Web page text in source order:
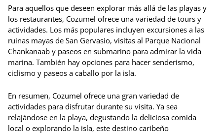
Para aquellos que deseen explorar más allá de las playas y
los restaurantes, Cozumel ofrece una variedad de tours y
actividades. Los más populares incluyen excursiones a las
ruinas mayas de San Gervasio, visitas al Parque Nacional
Chankanaab y paseos en submarino para admirar la vida
marina. También hay opciones para hacer senderismo,
ciclismo y paseos a caballo por la isla.
En resumen, Cozumel ofrece una gran variedad de
actividades para disfrutar durante su visita. Ya sea
relajándose en la playa, degustando la deliciosa comida
local o explorando la isla, este destino caribeño